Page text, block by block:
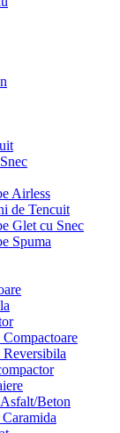
Airless
de Tencuit
Glet cu Snec
Spuma
Beton